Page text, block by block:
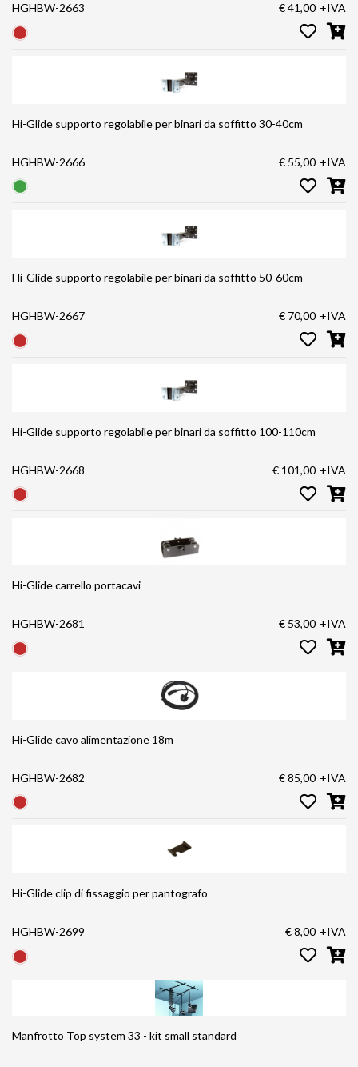
HGHBW-2663 € 41,00 +IVA
Hi-Glide supporto regolabile per binari da soffitto 30-40cm
HGHBW-2666 € 55,00 +IVA
Hi-Glide supporto regolabile per binari da soffitto 50-60cm
HGHBW-2667 € 70,00 +IVA
Hi-Glide supporto regolabile per binari da soffitto 100-110cm
HGHBW-2668 € 101,00 +IVA
Hi-Glide carrello portacavi
HGHBW-2681 € 53,00 +IVA
Hi-Glide cavo alimentazione 18m
HGHBW-2682 € 85,00 +IVA
Hi-Glide clip di fissaggio per pantografo
HGHBW-2699 € 8,00 +IVA
Manfrotto Top system 33 - kit small standard